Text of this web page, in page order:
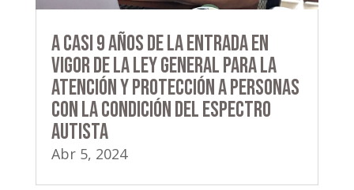
A casi 9 años de la entrada en
vigor de la Ley General para la
Atención y Protección a Personas
con la Condición del Espectro
Autista
Abr 5, 2024